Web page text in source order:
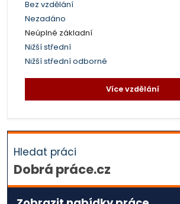
Bez vzdělání
Nezadáno
Neúplné základní
Nižší střední
Nižší střední odborné
Více vzdělání
Hledat práci
Dobrá práce.cz